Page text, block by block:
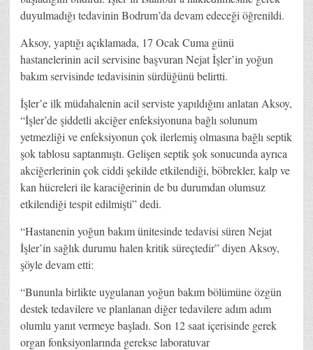
duyulmadığı tedavinin Bodrum’da devam edeceği öğrenildi.
Aksoy, yaptığı açıklamada, 17 Ocak Cuma günü
hastanelerinin acil servisine başvuran Nejat İşler’in yoğun
bakım servisinde tedavisinin sürdüğünü belirtti.
İşler’e ilk müdahalenin acil serviste yapıldığını anlatan Aksoy,
“İşler’de şiddetli akciğer enfeksiyonuna bağlı solunum
yetmezliği ve enfeksiyonun çok ilerlemiş olmasına bağlı septik
şok tablosu saptanmıştı. Gelişen septik şok sonucunda ayrıca
akciğerlerinin çok ciddi şekilde etkilendiği, böbrekler, kalp ve
kan hücreleri ile karaciğerinin de bu durumdan olumsuz
etkilendiği tespit edilmişti” dedi.
“Hastanenin yoğun bakım ünitesinde tedavisi süren Nejat
İşler’in sağlık durumu halen kritik süreçtedir” diyen Aksoy,
şöyle devam etti:
“Bununla birlikte uygulanan yoğun bakım bölümüne özgün
destek tedavilere ve planlanan diğer tedavilere adım adım
olumlu yanıt vermeye başladı. Son 12 saat içerisinde gerek
organ fonksiyonlarında gerekse laboratuvar